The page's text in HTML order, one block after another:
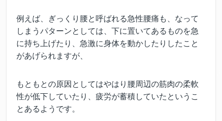
例えば、ぎっくり腰と呼ばれる急性腰痛も、なって
しまうパターンとしては、下に置いてあるものを急
に持ち上げたり、急激に身体を動かしたりしたこと
があげられますが、
もともとの原因としてはやはり腰周辺の筋肉の柔軟
性が低下していたり、疲労が蓄積していたというこ
とあるようです。